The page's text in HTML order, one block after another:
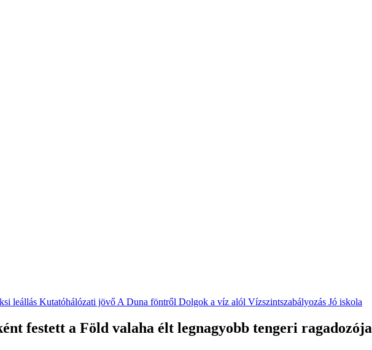
leállás Kutatóhálózati jövő A Duna föntről Dolgok a víz alól Vízszintszabályozás Jó iskola
festett a Föld valaha élt legnagyobb tengeri ragadozója